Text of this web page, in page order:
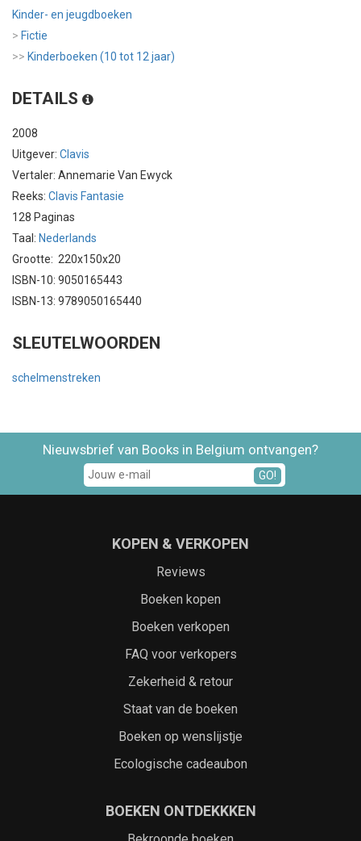
Kinder- en jeugdboeken
> Fictie
>> Kinderboeken (10 tot 12 jaar)
DETAILS
2008
Uitgever: Clavis
Vertaler: Annemarie Van Ewyck
Reeks: Clavis Fantasie
128 Paginas
Taal: Nederlands
Grootte: 220x150x20
ISBN-10: 9050165443
ISBN-13: 9789050165440
SLEUTELWOORDEN
schelmenstreken
Nieuwsbrief van Books in Belgium ontvangen?
GO!
KOPEN & VERKOPEN
Reviews
Boeken kopen
Boeken verkopen
FAQ voor verkopers
Zekerheid & retour
Staat van de boeken
Boeken op wenslijstje
Ecologische cadeaubon
BOEKEN ONTDEKKKEN